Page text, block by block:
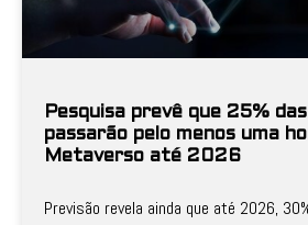
Pesquisa prevê que 25%
passarão pelo menos uma
Metaverso até 2026
Previsão revela ainda que até 2026,